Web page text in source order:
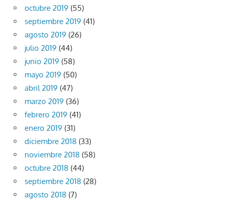
octubre 2019 (55)
septiembre 2019 (41)
agosto 2019 (26)
julio 2019 (44)
junio 2019 (58)
mayo 2019 (50)
abril 2019 (47)
marzo 2019 (36)
febrero 2019 (41)
enero 2019 (31)
diciembre 2018 (33)
noviembre 2018 (58)
octubre 2018 (44)
septiembre 2018 (28)
agosto 2018 (7)